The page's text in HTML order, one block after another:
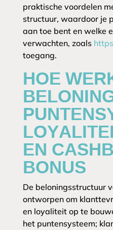
praktische voordelen
structuur, waardoor je
aan toe bent en welke
verwachten, zoals
toegang.
HOE
EN
BONUS
De beloningsstructuur
ontworpen om
en loyaliteit op te
het puntensysteem;